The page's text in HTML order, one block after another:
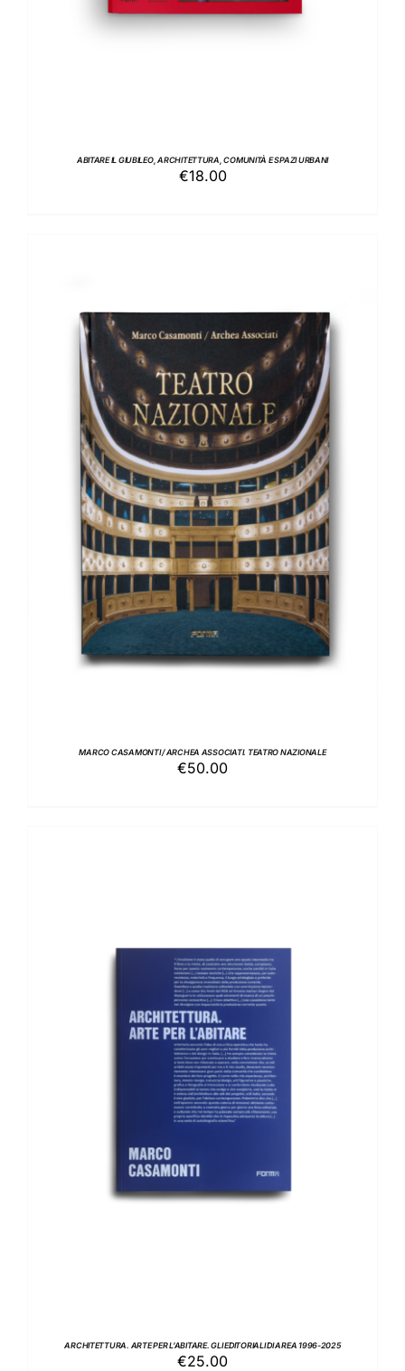
ABITARE IL GIUBILEO, ARCHITETTURA, COMUNITÀ E SPAZI URBANI
€18.00
AGGIUNGI AL CARRELLO / DETTAGLI
MARCO CASAMONTI / ARCHEA ASSOCIATI. TEATRO NAZIONALE
€50.00
AGGIUNGI AL CARRELLO / DETTAGLI
ARCHITETTURA. ARTE PER L’ABITARE. GLI EDITORIALI DI AREA 1996-2025
€25.00